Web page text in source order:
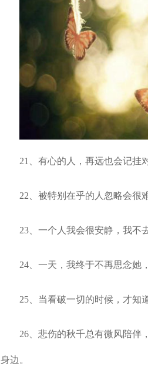
21、有心的人，再远也会记挂对
22、被特别在乎的人忽略会很难
23、一个人我会很安静，我不去
24、一天，我终于不再思念她，
25、当看破一切的时候，才知道
26、悲伤的秋千总有微风陪伴，
身边。